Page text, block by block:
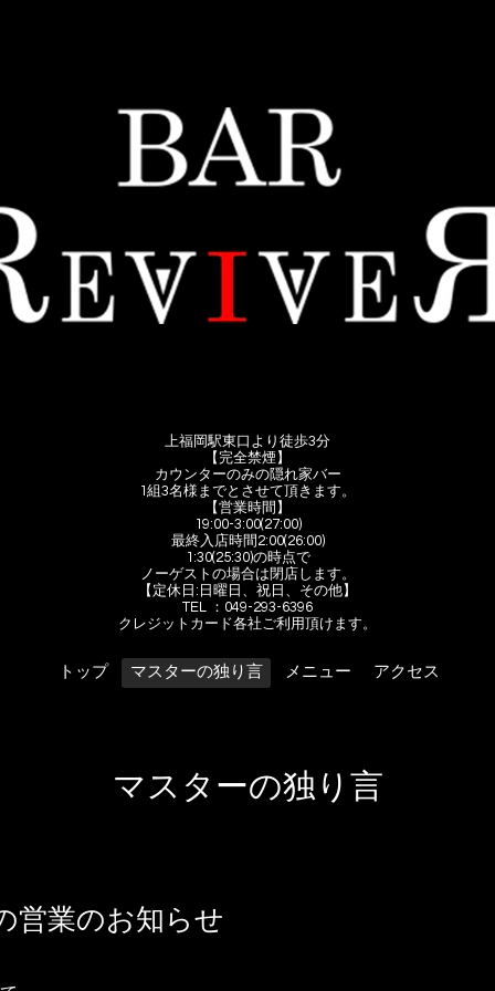
上福岡駅東口より徒歩3分
【完全禁煙】
カウンターのみの隠れ家バー
1組3名様までとさせて頂きます。
【営業時間】
19:00-3:00(27:00)
最終入店時間2:00(26:00)
1:30(25:30)の時点で
ノーゲストの場合は閉店します。
【定休日:日曜日、祝日、その他】
TEL ：049-293-6396
クレジットカード各社ご利用頂けます。
トップ マスターの独り言 メニュー アクセス
マスターの独り言
営業のお知らせ